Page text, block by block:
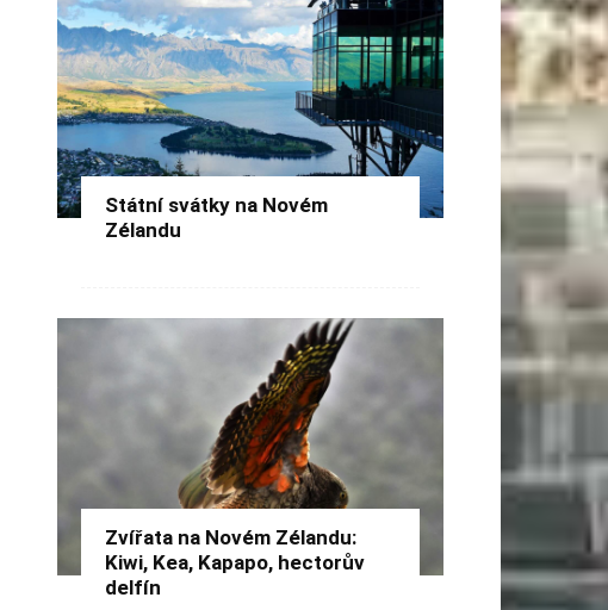
Státní svátky na Novém
Zélandu
Zvířata na Novém Zélandu:
Kiwi, Kea, Kapapo, hectorův
delfín